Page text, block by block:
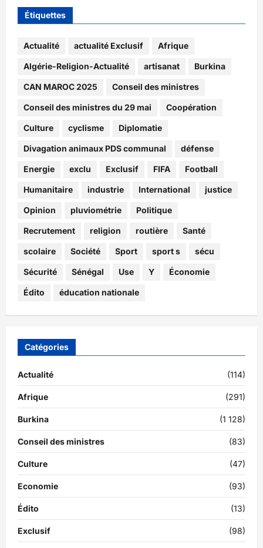
Étiquettes
Actualité actualité Exclusif Afrique
Algérie-Religion-Actualité artisanat Burkina
CAN MAROC 2025 Conseil des ministres
Conseil des ministres du 29 mai Coopération
Culture cyclisme Diplomatie
Divagation animaux PDS communal défense
Energie exclu Exclusif FIFA Football
Humanitaire industrie International justice
Opinion pluviométrie Politique
Recrutement religion routière Santé
scolaire Société Sport sport s sécu
Sécurité Sénégal Use Y Économie
Édito éducation nationale
Catégories
Actualité (114)
Afrique (291)
Burkina (1 128)
Conseil des ministres (83)
Culture (47)
Economie (93)
Édito (13)
Exclusif (98)